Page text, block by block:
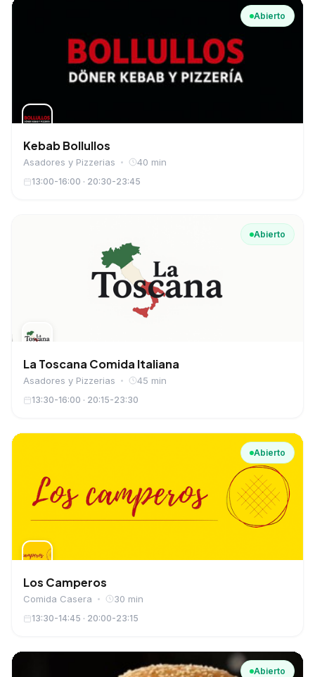
Abierto
Kebab Bollullos
Asadores y Pizzerias 40 min
13:00-16:00 · 20:30-23:45
Abierto
La Toscana Comida Italiana
Asadores y Pizzerias 45 min
13:30-16:00 · 20:15-23:30
Abierto
Los Camperos
Comida Casera 30 min
13:30-14:45 · 20:00-23:15
Abierto